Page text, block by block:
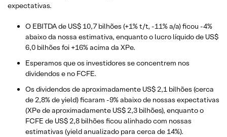
expectativas.
O EBITDA de US$ 10,7 bilhões (+1% t/t, -11% a/a) ficou -4%
abaixo da nossa estimativa, enquanto o lucro líquido de US$
6,0 bilhões foi +16% acima da XPe.
Esperamos que os investidores se concentrem nos
dividendos e no FCFE.
Os dividendos de aproximadamente US$ 2,1 bilhões (cerca
de 2,8% de yield) ficaram -9% abaixo de nossas expectativas
(XPe de aproximadamente US$ 2,3 bilhões), enquanto o
FCFE de US$ 2,8 bilhões ficou alinhado com nossas
estimativas (yield anualizado para cerca de 14%).